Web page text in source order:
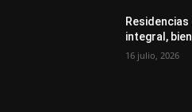
integral,
16 julio, 2026